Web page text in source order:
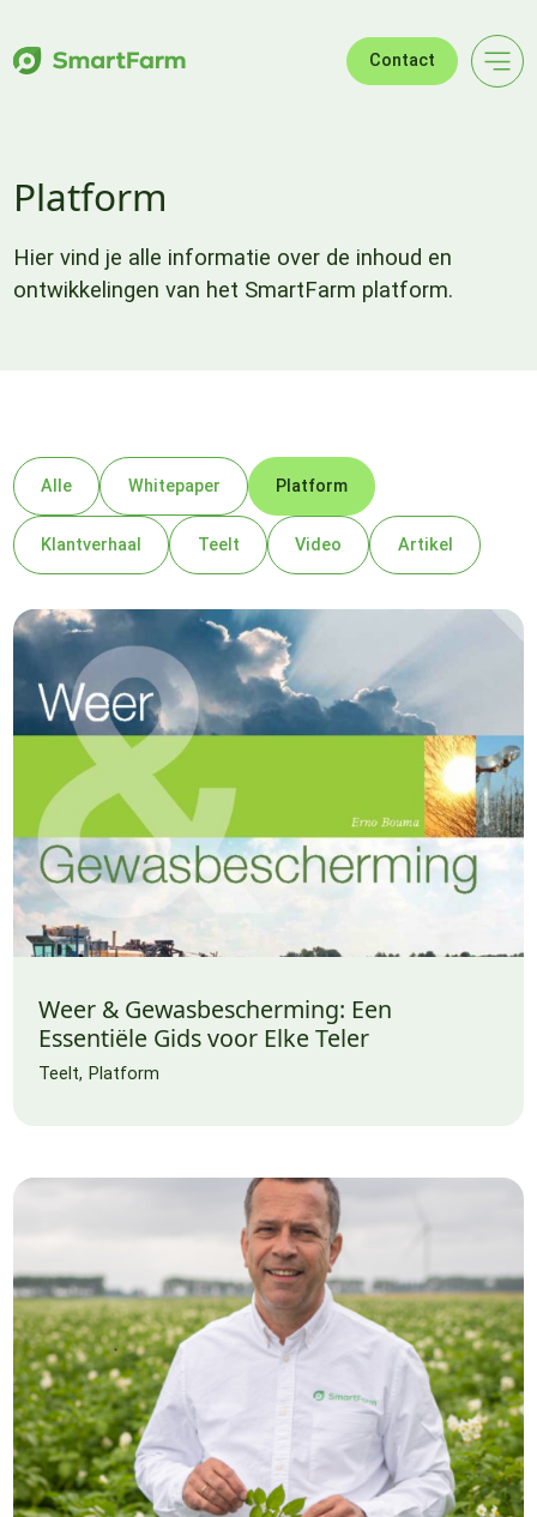
Contact
Platform
Hier vind je alle informatie over de inhoud en
ontwikkelingen van het SmartFarm platform.
Alle Whitepaper Platform
Klantverhaal Teelt Video Artikel
Weer & Gewasbescherming: Een
Essentiële Gids voor Elke Teler
Teelt Platform